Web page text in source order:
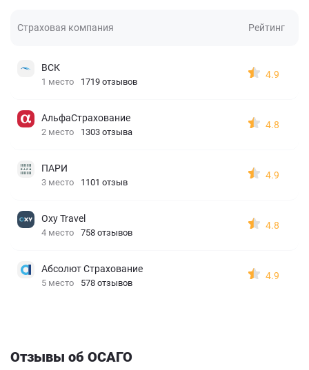
Страховая компания Рейтинг
ВСК
1 место 1719 отзывов
4.9
АльфаСтрахование
2 место 1303 отзыва
4.8
ПАРИ
3 место 1101 отзыв
4.9
Oxy Travel
4 место 758 отзывов
4.8
Абсолют Страхование
5 место 578 отзывов
4.9
Отзывы об ОСАГО